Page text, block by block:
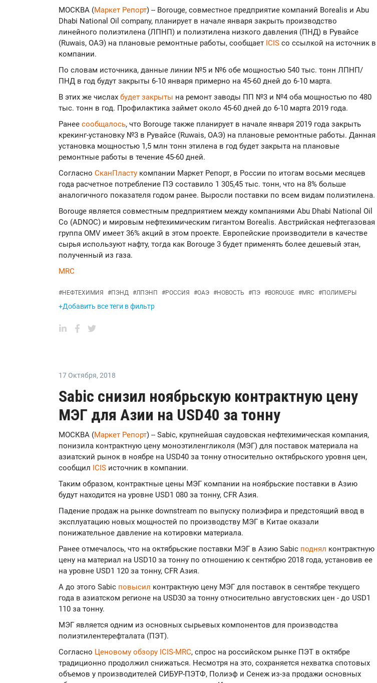
МОСКВА (Маркет Репорт) -- Borouge, совместное предприятие компаний Borealis и Abu
Dhabi National Oil company, планирует в начале января закрыть производство
линейного полиэтилена (ЛПНП) и полиэтилена низкого давления (ПНД) в Рувайсе
(Ruwais, ОАЭ) на плановые ремонтные работы, сообщает ICIS со ссылкой на источник в
компании.
По словам источника, данные линии №5 и №6 обе мощностью 540 тыс. тонн ЛПНП/
ПНД в год будут закрыты 6-10 января примерно на 45-60 дней до 6-10 марта.
В этих же числах будет закрыты на ремонт заводы ПП №3 и №4 оба мощностью по 480
тыс. тонн в год. Профилактика займет около 45-60 дней до 6-10 марта 2019 года.
Ранее сообщалось, что Borouge также планирует в начале января 2019 года закрыть
крекинг-установку №3 в Рувайсе (Ruwais, ОАЭ) на плановые ремонтные работы. Данная
установка мощностью 1,5 млн тонн этилена в год будет закрыта на плановые
ремонтные работы в течение 45-60 дней.
Согласно СканПласту компании Маркет Репорт, в России по итогам восьми месяцев
года расчетное потребление ПЭ составило 1 305,45 тыс. тонн, что на 8% больше
аналогичного показателя годом ранее. Выросли поставки по всем видам полиэтилена.
Borouge является совместным предприятием между компаниями Abu Dhabi National Oil
Co (ADNOC) и мировым нефтехимическим гигантом Borealis. Австрийская нефтегазовая
группа OMV имеет 36% акций в этом проекте. Европейские производители в качестве
сырья используют нафту, тогда как Вorouge 3 будет применять более дешевый этан,
полученный из газа.
MRC
#НЕФТЕХИМИЯ #ПЭНД #ЛПЭНП #РОССИЯ #ОАЭ #НОВОСТЬ #ПЭ #BOROUGE #MRC #ПОЛИМЕРЫ
+Добавить все теги в фильтр
17 Октября, 2018
Sabic снизил ноябрьскую контрактную цену
МЭГ для Азии на USD40 за тонну
МОСКВА (Маркет Репорт) -- Sabic, крупнейшая саудовская нефтехимическая компания,
понизила контрактную цену моноэтиленгликоля (МЭГ) для поставок материала на
азиатский рынок в ноябре на USD40 за тонну относительно октябрьского уровня цен,
сообщил ICIS источник в компании.
Таким образом, контрактные цены МЭГ компании на ноябрьские поставки в Азию
будут находится на уровне USD1 080 за тонну, CFR Азия.
Падение продаж на рынке downstream по выпуску полиэфира и предстоящий ввод в
эксплуатацию новых мощностей по производству МЭГ в Китае оказали
понижательное давление на котировки материала.
Ранее отмечалось, что на октябрьские поставки МЭГ в Азию Sabic поднял контрактную
цену на материал на USD10 за тонну по отношению к сентябрю 2018 года, установив ее
на уровне USD1 120 за тонну, CFR Азия.
А до этого Sabic повысил контрактную цену МЭГ для поставок в сентябре текущего
года в азиатском регионе на USD30 за тонну относительно августовских цен - до USD1
110 за тонну.
МЭГ является одним из основных сырьевых компонентов для производства
полиэтилентерефталата (ПЭТ).
Согласно Ценовому обзору ICIS-MRC, спрос на российском рынке ПЭТ в октябре
традиционно продолжил снижаться. Несмотря на это, сохраняется нехватка спотовых
объемов у производителей СИБУР-ПЭТФ, Полиэф и Сенеж из-за продажи основных